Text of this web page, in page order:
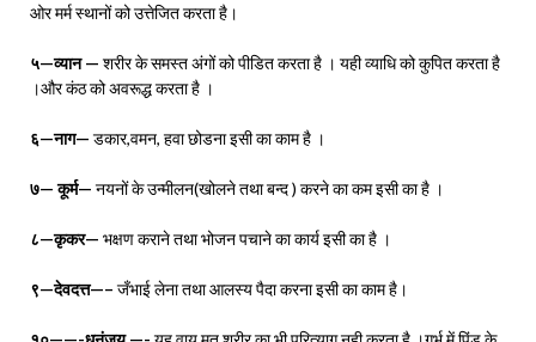
ओर मर्म स्थानों को उत्तेजित करता है।
५—व्यान — शरीर के समस्त अंगों को पीडित करता है । यही व्याधि को कुपित करता है
।और कंठ को अवरूद्ध करता है ।
६—नाग— डकार,वमन, हवा छोडना इसी का काम है ।
७— कूर्म— नयनों के उन्मीलन(खोलने तथा बन्द ) करने का कम इसी का है ।
८—कृकर— भक्षण कराने तथा भोजन पचाने का कार्य इसी का है ।
९—देवदत्त—– जँभाई लेना तथा आलस्य पैदा करना इसी का काम है।